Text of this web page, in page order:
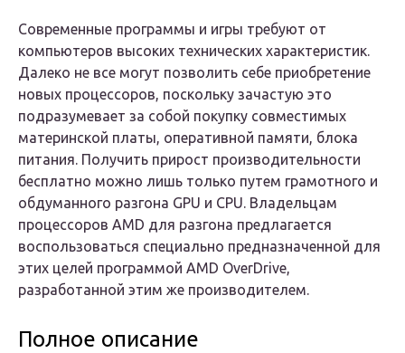
Современные программы и игры требуют от
компьютеров высоких технических характеристик.
Далеко не все могут позволить себе приобретение
новых процессоров, поскольку зачастую это
подразумевает за собой покупку совместимых
материнской платы, оперативной памяти, блока
питания. Получить прирост производительности
бесплатно можно лишь только путем грамотного и
обдуманного разгона GPU и CPU. Владельцам
процессоров AMD для разгона предлагается
воспользоваться специально предназначенной для
этих целей программой AMD OverDrive,
разработанной этим же производителем.
Полное описание